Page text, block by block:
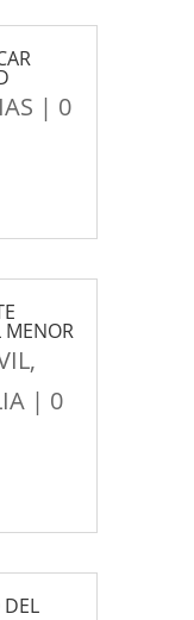
| 0
MENOR
,
| 0